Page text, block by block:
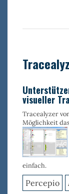
visueller
Tracealyzer
Möglichkeit
einfach.
Percepio